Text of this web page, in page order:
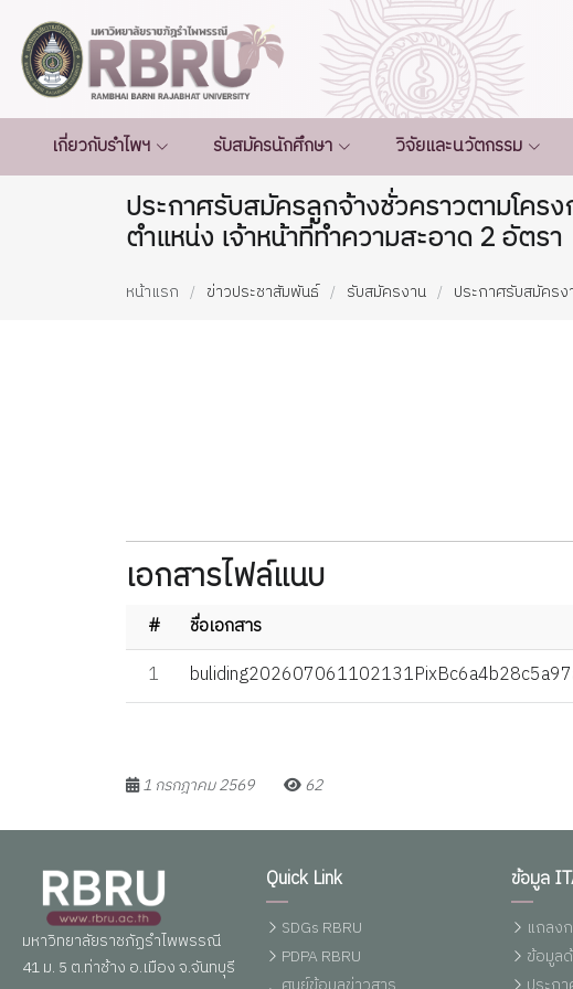
เกี่ยวกับรำไพฯ รับสมัครนักศึกษา วิจัยและนวัตกรรม
ประกาศรับสมัครลูกจ้างชั่วคราวตามโคร
ตำแหน่ง เจ้าหน้าที่ทำความสะอาด 2 อัตรา
หน้าแรก ข่าวประชาสัมพันธ์ รับสมัครงาน ประกาศรับสมัครง
เอกสารไฟล์แนบ
# ชื่อเอกสาร
1
1 กรกฎาคม 2569 62
มหาวิทยาลัยราชภัฏรำไพพรรณี
41 ม. 5 ต.ท่าช้าง อ.เมือง จ.จันทบุรี
Quick Link
SDGs RBRU
PDPA RBRU
ข้อมูล
แถลง
ข้อมูล